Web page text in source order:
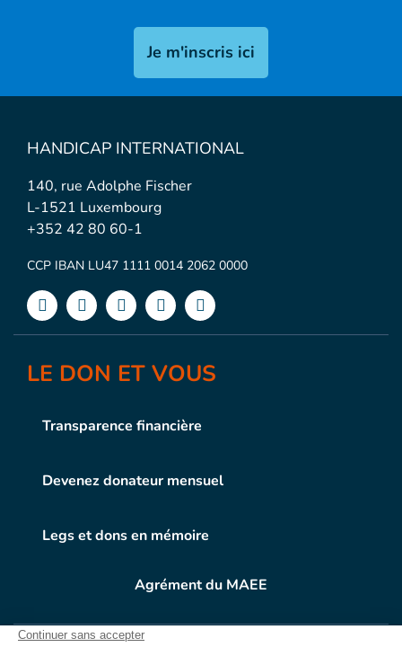
Je m'inscris ici
HANDICAP INTERNATIONAL
140, rue Adolphe Fischer
L-1521 Luxembourg
+352 42 80 60-1
CCP IBAN LU47 1111 0014 2062 0000
LE DON ET VOUS
Transparence financière
Devenez donateur mensuel
Legs et dons en mémoire
Agrément du MAEE